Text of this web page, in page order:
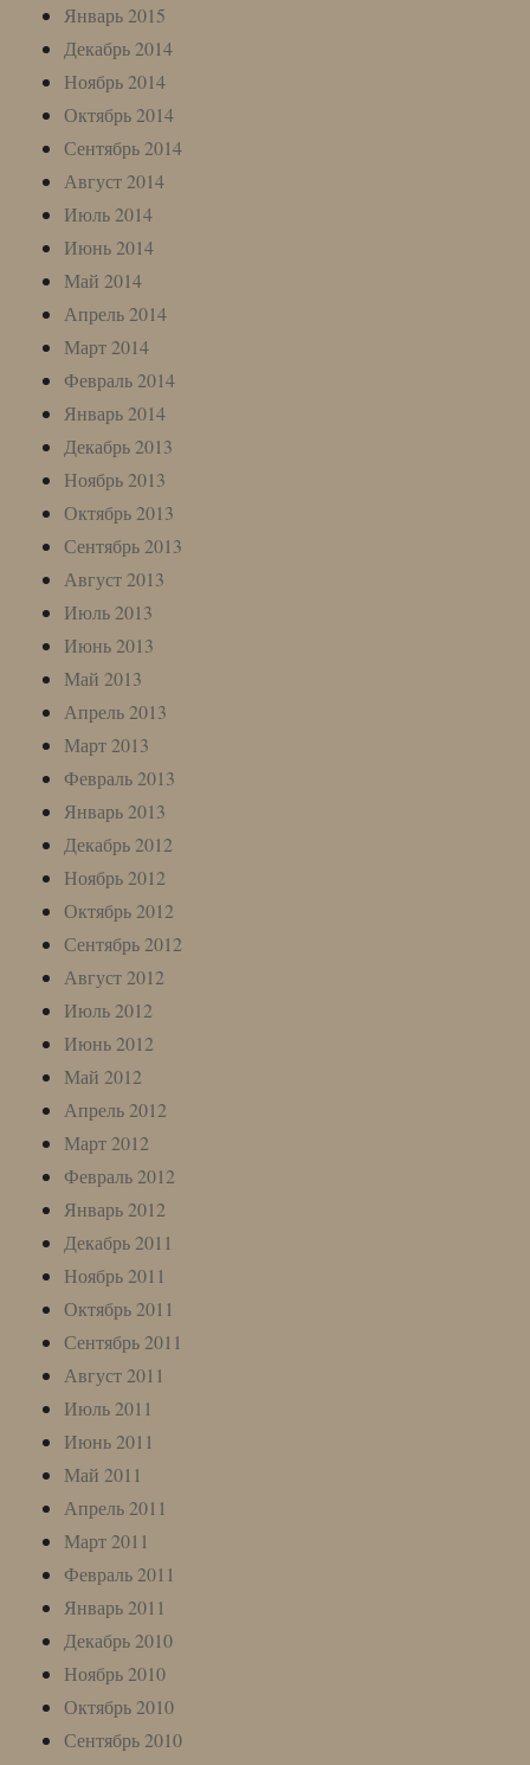
Январь 2015
Декабрь 2014
Ноябрь 2014
Октябрь 2014
Сентябрь 2014
Август 2014
Июль 2014
Июнь 2014
Май 2014
Апрель 2014
Март 2014
Февраль 2014
Январь 2014
Декабрь 2013
Ноябрь 2013
Октябрь 2013
Сентябрь 2013
Август 2013
Июль 2013
Июнь 2013
Май 2013
Апрель 2013
Март 2013
Февраль 2013
Январь 2013
Декабрь 2012
Ноябрь 2012
Октябрь 2012
Сентябрь 2012
Август 2012
Июль 2012
Июнь 2012
Май 2012
Апрель 2012
Март 2012
Февраль 2012
Январь 2012
Декабрь 2011
Ноябрь 2011
Октябрь 2011
Сентябрь 2011
Август 2011
Июль 2011
Июнь 2011
Май 2011
Апрель 2011
Март 2011
Февраль 2011
Январь 2011
Декабрь 2010
Ноябрь 2010
Октябрь 2010
Сентябрь 2010